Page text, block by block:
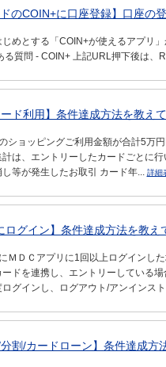
のCOIN+に口座登録】口座の
めとする「COIN+が使えるアプリ
る質問 - COIN+ 上記URL押下後は、
ド利用】条件達成方法を教えて
ショッピングご利用金額が合計5万
は、エントリーしたカードごとに
等が発生したお取引 カード年... 詳細
ログイン】条件達成方法を教え
ＭＤＣアプリに1回以上ログインし
ドを連携し、エントリーしている
グインし、ログアウト/アンインス
割/カードローン】条件達成方